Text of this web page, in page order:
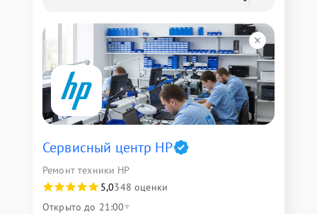
Сервисный центр HP
Ремонт техники HP
5,0348 оценки
Открыто до 21:00